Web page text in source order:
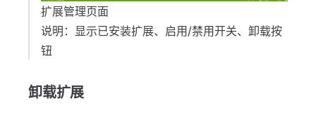
扩展管理页面
说明：显示已安装扩展、启用/禁用开关、卸载按
钮
卸载扩展